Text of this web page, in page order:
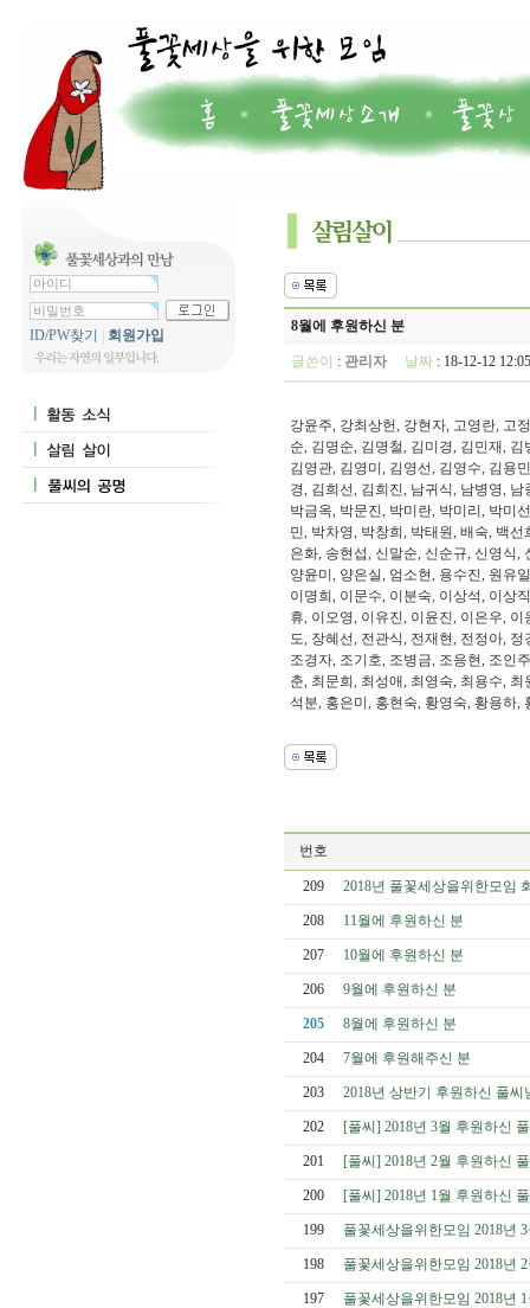
ID/PW찾기 회원가입
8월에 후원하신 분
글쓴이 : 관리자 날짜: 18-12-12
강윤주, 강최상헌, 강현자, 고영란, 고
순, 김명순, 김명철, 김미경, 김민재,
김영관, 김영미, 김영선, 김영수, 김용
경, 김희선, 김희진, 남귀식, 남병영,
박금옥, 박문진, 박미란, 박미리, 박미
민, 박차영, 박창희, 박태원, 배숙, 백
은화, 송현섭, 신말순, 신순규, 신영식,
양윤미, 양은실, 엄소현, 용수진, 원유
이명희, 이문수, 이분숙, 이상석, 이상
휴, 이오영, 이유진, 이윤진, 이은우,
도, 장혜선, 전관식, 전재현, 전정아,
조경자, 조기호, 조병금, 조응현, 조인
춘, 최문희, 최성애, 최영숙, 최용수,
석분, 홍은미, 홍현숙, 황영숙, 황용하,
번호
209 2018년 풀꽃세상을위한모임
208 11월에 후원하신 분
207 10월에 후원하신 분
206 9월에 후원하신 분
205 8월에 후원하신 분
204 7월에 후원해주신 분
203 2018년 상반기 후원하신 풀씨
202 [풀씨] 2018년 3월 후원하신
201 [풀씨] 2018년 2월 후원하신
200 [풀씨] 2018년 1월 후원하신
199 풀꽃세상을위한모임 2018년
198 풀꽃세상을위한모임 2018년
197 풀꽃세상을위한모임 2018년